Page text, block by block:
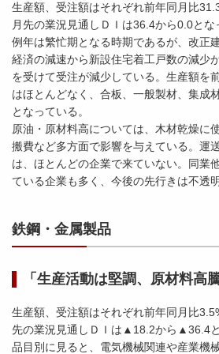
生産額、受注額はそれぞれ前年同月比
月先の業況見通しＤＩは36.4から0.0とな
例年は繁忙期となる時期であるが、改正
経済の減速から新設住宅着工戸数の減少
を受けて受注が減少している。生産額を
はほとんどなく、合板、一般製材、集成
となっている。
原油・原材料高については、木材乾燥に
搬費など多方面で影響を与えている。運
は、ほとんどの企業で来ていない。同業
ている企業も多く、今後の先行きは不透
鉄鋼・金属製品
「生産活動は堅調、原材料高
生産額、受注額はそれぞれ前年同月比
先の業況見通しＤＩは▲18.2から▲36.4と
品目別に見ると、電気機械関連や産業機